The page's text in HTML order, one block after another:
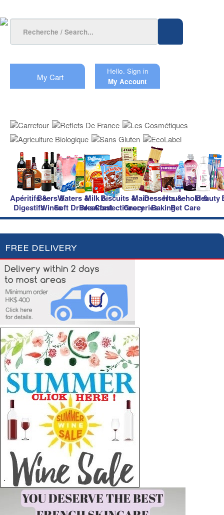
My Cart
Hello. Sign in
My Account
Apéritifs &
Digestifs
Beers &
Wines
Waters &
Soft Drinks
Milk &
Breakfast
Biscuits &
Confectionery
Main
Groceries
Desserts &
Baking
Household &
Pet Care
Beauty
FREE DELIVERY